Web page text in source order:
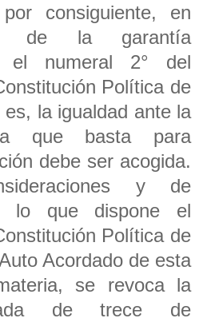
consiguiente, en
de la garantía
el numeral 2° del
Política de
la igualdad ante la
que basta para
debe ser acogida.
y de
lo que dispone el
Política de
Acordado de esta
se revoca la
de trece de